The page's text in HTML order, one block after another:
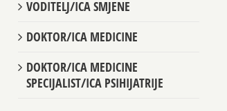
VODITELJ/ICA SMJENE
DOKTOR/ICA MEDICINE
DOKTOR/ICA MEDICINE
SPECIJALIST/ICA PSIHIJATRIJE